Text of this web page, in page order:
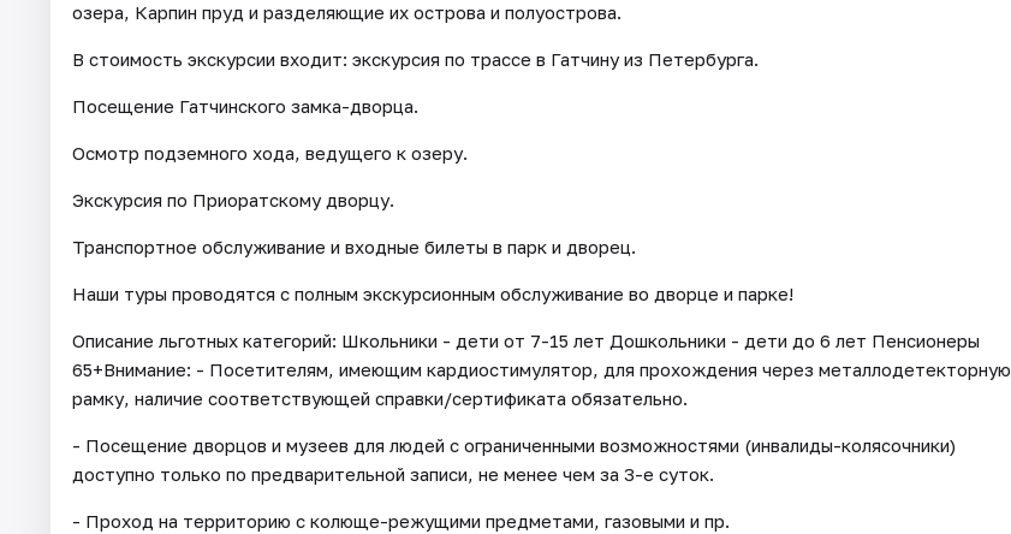
озера, Карпин пруд и разделяющие их острова и полуострова.
В стоимость экскурсии входит: экскурсия по трассе в Гатчину из Петербурга.
Посещение Гатчинского замка-дворца.
Осмотр подземного хода, ведущего к озеру.
Экскурсия по Приоратскому дворцу.
Транспортное обслуживание и входные билеты в парк и дворец.
Наши туры проводятся с полным экскурсионным обслуживание во дворце и парке!
Описание льготных категорий: Школьники - дети от 7-15 лет Дошкольники - дети до 6 лет Пенсионеры
65+Внимание: - Посетителям, имеющим кардиостимулятор, для прохождения через металлодетекторную
рамку, наличие соответствующей справки/сертификата обязательно.
- Посещение дворцов и музеев для людей с ограниченными возможностями (инвалиды-колясочники)
доступно только по предварительной записи, не менее чем за 3-е суток.
- Проход на территорию с колюще-режущими предметами, газовыми и пр.